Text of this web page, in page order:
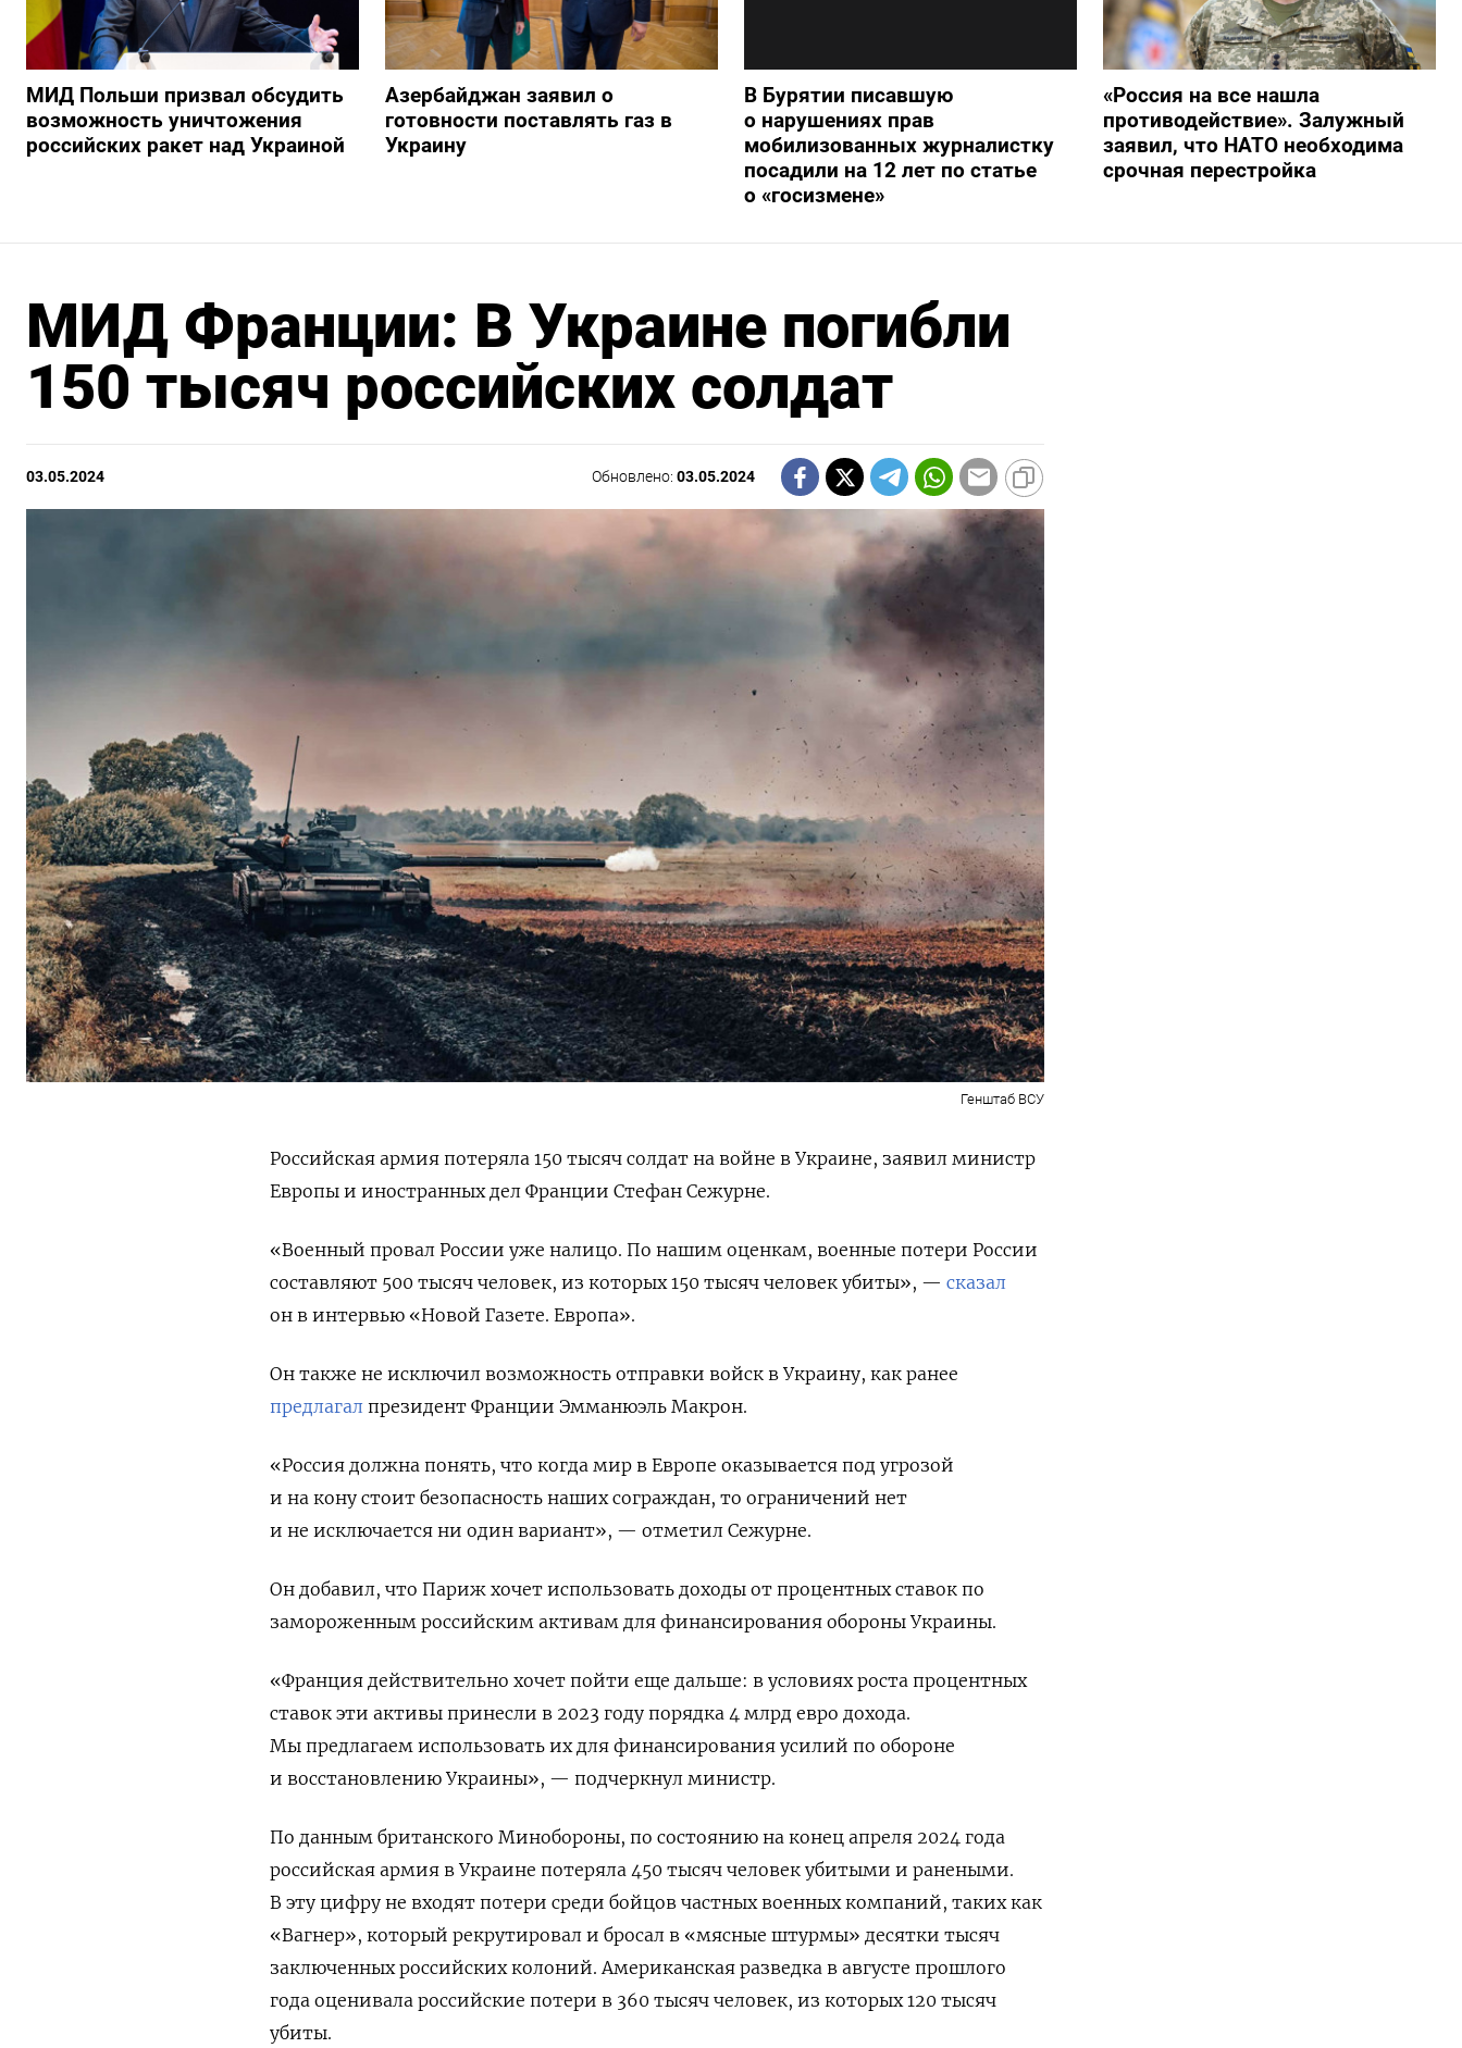
МИД Польши призвал обсудить
возможность уничтожения
российских ракет над Украиной
Азербайджан заявил о
готовности поставлять газ в
Украину
В Бурятии писавшую
о нарушениях прав
мобилизованных журналистку
посадили на 12 лет по статье
о «госизмене»
«Россия на все нашла
противодействие». Залужный
заявил, что НАТО необходима
срочная перестройка
МИД Франции: В Украине погибли
150 тысяч российских солдат
03.05.2024 Обновлено:03.05.2024
Генштаб ВСУ
Российская армия потеряла 150 тысяч солдат на войне в Украине, заявил министр
Европы и иностранных дел Франции Стефан Сежурне.
«Военный провал России уже налицо. По нашим оценкам, военные потери России
составляют 500 тысяч человек, из которых 150 тысяч человек убиты», — сказал
он в интервью «Новой Газете. Европа».
Он также не исключил возможность отправки войск в Украину, как ранее
предлагал президент Франции Эмманюэль Макрон.
«Россия должна понять, что когда мир в Европе оказывается под угрозой
и на кону стоит безопасность наших сограждан, то ограничений нет
и не исключается ни один вариант», — отметил Сежурне.
Он добавил, что Париж хочет использовать доходы от процентных ставок по
замороженным российским активам для финансирования обороны Украины.
«Франция действительно хочет пойти еще дальше: в условиях роста процентных
ставок эти активы принесли в 2023 году порядка 4 млрд евро дохода.
Мы предлагаем использовать их для финансирования усилий по обороне
и восстановлению Украины», — подчеркнул министр.
По данным британского Минобороны, по состоянию на конец апреля 2024 года
российская армия в Украине потеряла 450 тысяч человек убитыми и ранеными.
В эту цифру не входят потери среди бойцов частных военных компаний, таких как
«Вагнер», который рекрутировал и бросал в «мясные штурмы» десятки тысяч
заключенных российских колоний. Американская разведка в августе прошлого
года оценивала российские потери в 360 тысяч человек, из которых 120 тысяч
убиты.